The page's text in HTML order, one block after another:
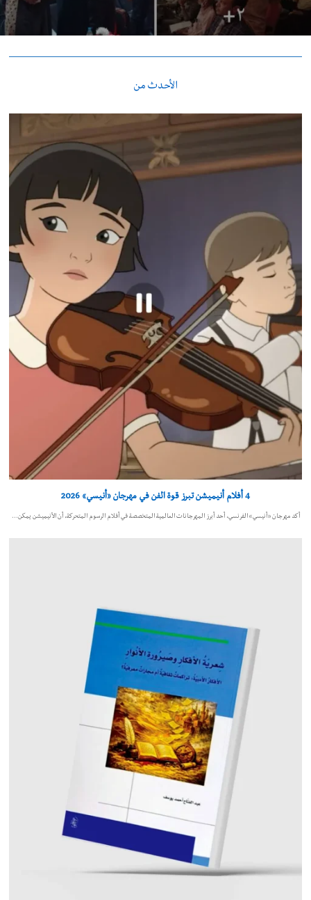
الأحدث من
4 أفلام أنيميشن تبرز قوة الفن في مهرجان «أنيسي» 2026
أكد مهرجان «أنيسي» الفرنسي، أحد أبرز المهرجانات العالمية المتخصصة في أفلام الرسوم المتحركة، أن الأنيميشن يمكن…